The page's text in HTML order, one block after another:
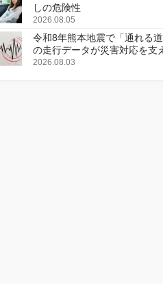
しの危険性
2026.08.05
令和8年熊本地震で「通れる
の走行データが災害対応を支
2026.08.03